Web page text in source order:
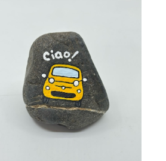
ストーンアート No.F-5
¥1,200